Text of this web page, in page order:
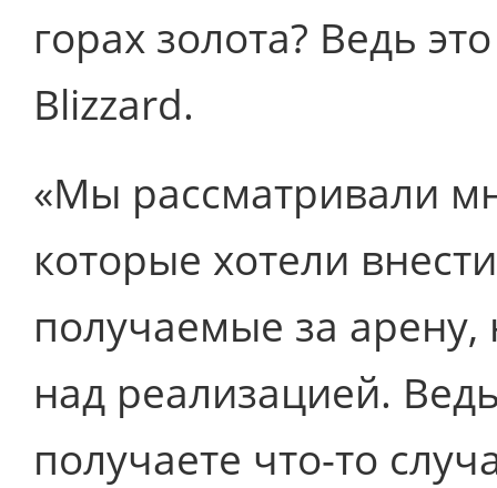
горах золота? Ведь
Blizzard.
«Мы рассматривали
которые хотели
получаемые за
над реализацией.
получаете что-то